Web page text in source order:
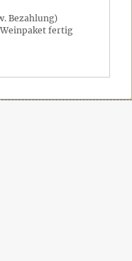
Bezahlung)
fertig